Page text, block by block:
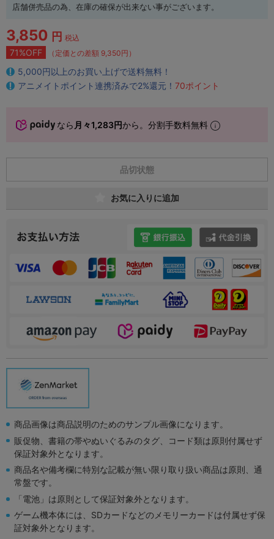
店舗併売品の為、在庫の確保が出来ない事がございます。
3,850 円 税込
71%OFF （定価との差額 9,350円）
5,000円以上のお買い上げで送料無料！
アニメイトポイント連携済みで2%還元！ 70ポイント
なら 月々1,283円から。分割手数料無料
品切状態
お気に入りに追加
商品画像は商品説明のためのサンプル画像になります。
販促物、書籍の帯やぬいぐるみのタグ、コード類は原則付属せず
保証対象外となります。
商品名や備考欄に特別な記載が無い限り取り扱い商品は原則、通
常盤です。
「電池」は原則として保証対象外となります。
ゲーム機本体には、SDカードなどのメモリーカードは付属せず保
証対象外となります。